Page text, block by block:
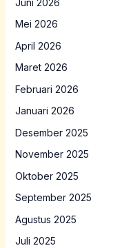
Juni 2026
Mei 2026
April 2026
Maret 2026
Februari 2026
Januari 2026
Desember 2025
November 2025
Oktober 2025
September 2025
Agustus 2025
Juli 2025